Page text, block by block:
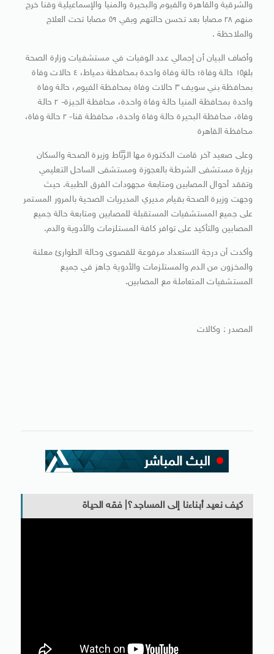
والشرقية والقاهرة والفيوم والبحيرة والمنيا والإسماعيلية وقنا خرج
منهم ٢٨ مصابا بعد تحسن حالتهم وبقي ٥٩ مصابا تحت العلاج
والملاحظة .
وأضاف البيان أن إجمالي عدد الوفيات في مستشفيات وزارة الصحة
بلغ١٥ حالة وفاة؛ حالة وفاة واحدة بمحافظة دمياط، ٤ حالات وفاة
بمحافظة بني سويف ٣ حالات وفاة بمحافظة الفيوم، حالة وفاة
واحدة بمحافظة المنيا حالة وفاة واحدة، محافظة الجيزة- ٢ حالة
وفاة، محافظة البحيرة حالة وفاة واحدة، محافظة قنا- ٢ حالة وفاة،
محافظة القاهرة
وعلى صعيد آخر قامت الدكتورة مها الرَّبَّاط وزيرة الصحة والسكان
بزيارة مستشفى الشرطة بالعجوزة ومستشفى الساحل التعليمي
وتفقد أحوال المصابين ومتابعة مجهودات الفرق الطبية. حيث
وجهت وزيرة الصحة بقيام مديري المديريات الصحية بالمرور المستمر
على جميع المستشفيات المستقبلة للمصابين ومتابعة حالة جميع
المصابين والتأكيد على توافر كافة المستلزمات والأدوية والدم.
وأكدت أن درجة الاستعداد مرفوعة للقصوى وحالة الطوارئ معلنة
والمخزون من الدم والمستلزمات والأدوية جاهز في جميع
المستشفيات المتعاملة مع المصابين.
المصدر : وكالات
كيف نعيد أبناءنا إلى المساجد؟| فقه الحياة